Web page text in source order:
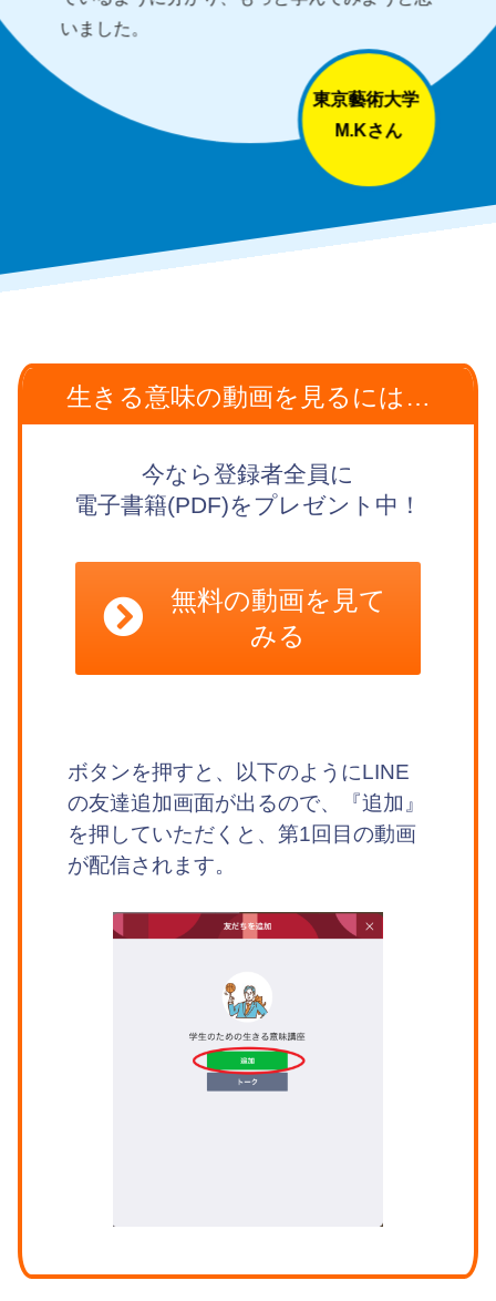
いました。
生きる意味の動画を見るには…
今なら登録者全員に
電子書籍(PDF)をプレゼント中！
無料の動画を見て
みる
ボタンを押すと、以下のようにLINE
の友達追加画面が出るので、『追加』
を押していただくと、第1回目の動画
が配信されます。